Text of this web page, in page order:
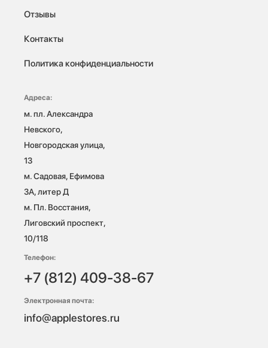
Отзывы
Контакты
Политика конфиденциальности
Адреса:
м. пл. Александра
Невского,
Новгородская улица,
13
м. Садовая, Ефимова
3А, литер Д
м. Пл. Восстания,
Лиговский проспект,
10/118
Телефон:
+7 (812) 409-38-67
Электронная почта:
info@applestores.ru